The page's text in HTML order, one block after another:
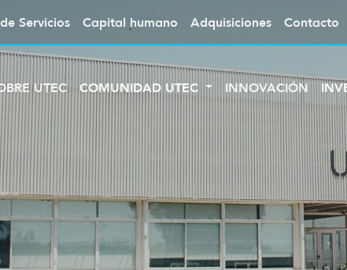
Servicios Capital humano Adquisiciones Contacto
UTEC COMUNIDAD UTEC INNOVACIÓN